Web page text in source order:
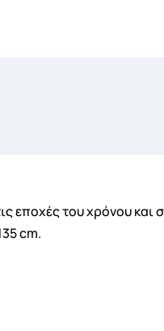
εποχές του χρόνου και
cm.